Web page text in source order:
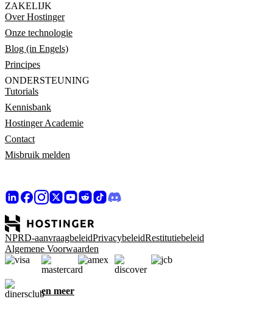
ZAKELIJK
Over Hostinger
Onze technologie
Blog (in Engels)
Principes
ONDERSTEUNING
Tutorials
Kennisbank
Hostinger Academie
Contact
Misbruik melden
NPRD-aanvraagbeleidPrivacybeleidRestitutiebeleid
Algemene Voorwaarden
en meer